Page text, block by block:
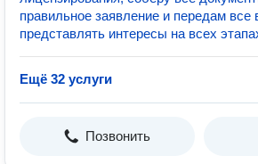
правильное заявление и передам все
представлять интересы на всех
Ещё 32 услуги
Позвонить